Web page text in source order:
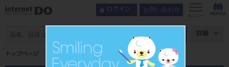
ログイン お問い合わせ
メニュー
詳細
トップページ 松風ユニベスト ノンプレシャス （粉末）2.5kg入